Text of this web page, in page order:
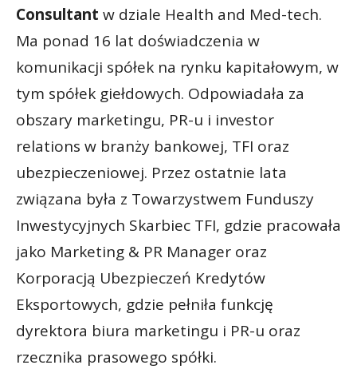
Consultant w dziale Health and Med-tech.
Ma ponad 16 lat doświadczenia w
komunikacji spółek na rynku kapitałowym, w
tym spółek giełdowych. Odpowiadała za
obszary marketingu, PR-u i investor
relations w branży bankowej, TFI oraz
ubezpieczeniowej. Przez ostatnie lata
związana była z Towarzystwem Funduszy
Inwestycyjnych Skarbiec TFI, gdzie pracowała
jako Marketing & PR Manager oraz
Korporacją Ubezpieczeń Kredytów
Eksportowych, gdzie pełniła funkcję
dyrektora biura marketingu i PR-u oraz
rzecznika prasowego spółki.